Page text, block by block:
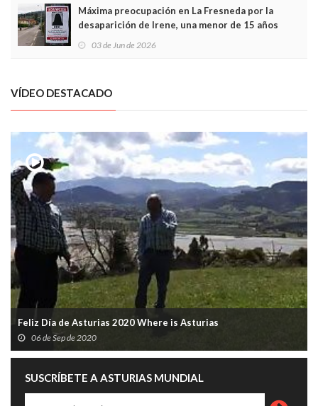
Máxima preocupación en La Fresneda por la
desaparición de Irene, una menor de 15 años
03 de Jun de 2026
VÍDEO DESTACADO
Feliz Día de Asturias 2020 Where is Asturias
06 de Sep de 2020
SUSCRÍBETE A ASTURIAS MUNDIAL